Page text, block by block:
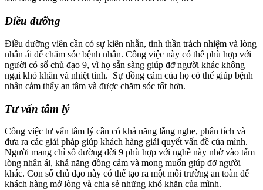
Điều dưỡng
Điều dưỡng viên cần có sự kiên nhẫn, tinh thần trách nhiệm và lòng
nhân ái để chăm sóc bệnh nhân. Công việc này có thể phù hợp với
người có số chủ đạo 9, vì họ sẵn sàng giúp đỡ người khác không
ngại khó khăn và nhiệt tình. Sự đồng cảm của họ có thể giúp bệnh
nhân cảm thấy an tâm và được chăm sóc tốt hơn.
Tư vấn tâm lý
Công việc tư vấn tâm lý cần có khả năng lắng nghe, phân tích và
đưa ra các giải pháp giúp khách hàng giải quyết vấn đề của mình.
Người mang chỉ số đường đời 9 phù hợp với nghề này nhờ vào tấm
lòng nhân ái, khả năng đồng cảm và mong muốn giúp đỡ người
khác. Con số chủ đạo này có thể tạo ra một môi trường an toàn để
khách hàng mở lòng và chia sẻ những khó khăn của mình.